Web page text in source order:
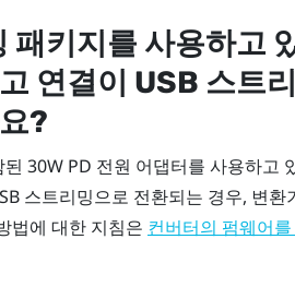
패키지를 사용하고
연결이 USB 스트
?
된 30W PD 전원 어댑터를 사용하고
스트리밍으로 전환되는 경우, 변
법에 대한 지침은 컨버터의 펌웨어